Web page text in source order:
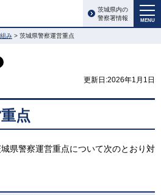
MENU
茨城県内の
警察署情報
み > 茨城県警察運営重点
更新日:2026年1月1日
点
県警察運営重点について次のとおり対